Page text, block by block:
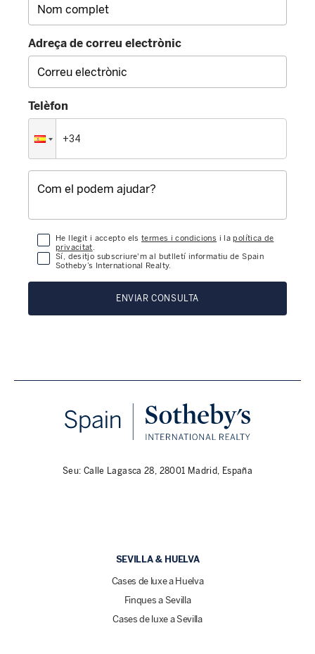
Adreça de correu electrònic
Telèfon
He llegit i accepto els termes i condicions i lapolítica de
privacitat.
Sí, desitjo subscriure'm al butlletí informatiu de Spain
Sotheby’s International Realty.
ENVIAR CONSULTA
Seu: Calle Lagasca 28, 28001 Madrid, España
SEVILLA & HUELVA
Cases de luxe a Huelva
Finques a Sevilla
Cases de luxe a Sevilla